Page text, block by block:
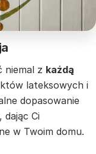
niemal z każdą
lateksowych i
dopasowanie
Ci
w Twoim domu.